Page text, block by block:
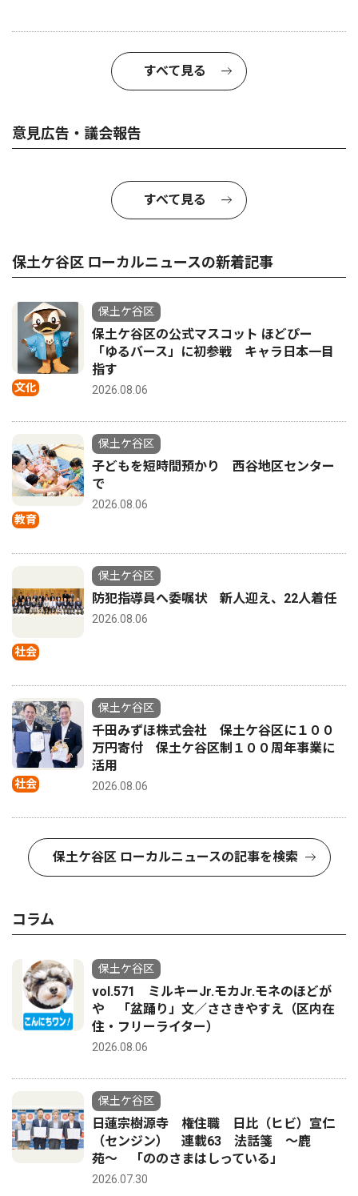
すべて見る
意見広告・議会報告
すべて見る
保土ケ谷区 ローカルニュースの新着記事
文化
保土ケ谷区
保土ケ谷区の公式マスコット ほどぴー
「ゆるバース」に初参戦 キャラ日本一目
指す
2026.08.06
教育
保土ケ谷区
子どもを短時間預かり 西谷地区センター
で
2026.08.06
社会
保土ケ谷区
防犯指導員へ委嘱状 新人迎え、22人着任
2026.08.06
社会
保土ケ谷区
千田みずほ株式会社 保土ケ谷区に１００
万円寄付 保土ケ谷区制１００周年事業に
活用
2026.08.06
保土ケ谷区 ローカルニュースの記事を検索
コラム
保土ケ谷区
vol.571 ミルキーJr.モカJr.モネのほどが
や 「盆踊り」文／ささきやすえ（区内在
住・フリーライター）
2026.08.06
保土ケ谷区
日蓮宗樹源寺 権住職 日比（ヒビ）宣仁
（センジン） 連載63 法話箋 〜鹿
苑〜 「ののさまはしっている」
2026.07.30